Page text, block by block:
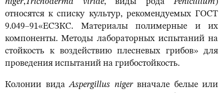
относятся к списку культур, рекомендуемых ГОСТ
9.049–91«ЕСЗКС. Материалы полимерные и их
компоненты. Методы лабораторных испытаний на
стойкость к воздействию плесневых грибов» для
проведения испытаний на грибостойкость.
Колонии видаAspergillus niger вначале белые или